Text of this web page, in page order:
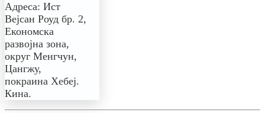
Адреса: Ист
Вејсан Роуд бр. 2,
Економска
развојна зона,
округ Менгчун,
Цангжу,
покраина Хебеј.
Кина.